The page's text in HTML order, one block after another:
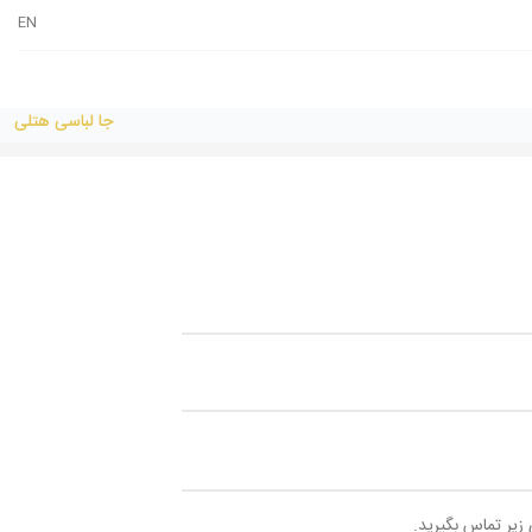
EN
جا لباسی هتلی
زیر تماس بگیرید.